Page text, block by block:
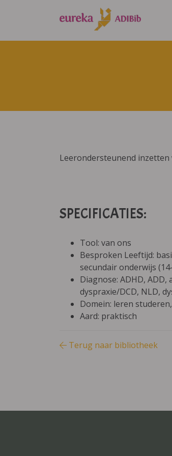
Leerondersteunend
SPECIFICATIES:
Tool: van ons
Besproken Leeftijd:
secundair onderwijs
Diagnose: ADHD, ADD,
dyspraxie/DCD, NLD,
Domein: leren
Aard: praktisch
Terug naar bibliotheek